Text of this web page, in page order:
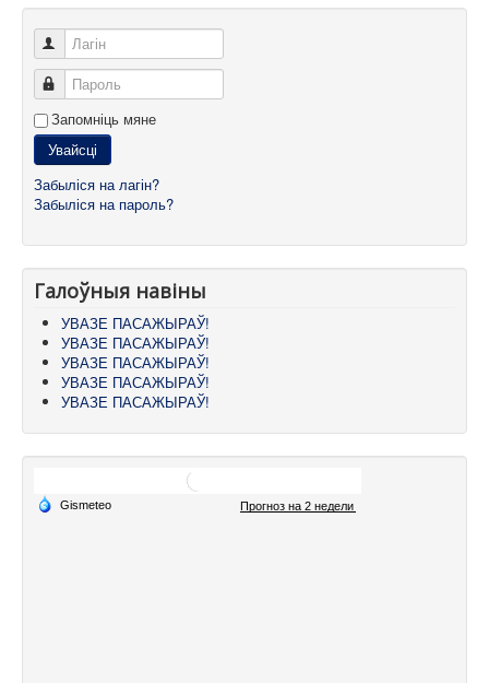
Лагін
Пароль
Запомніць мяне
Увайсці
Забыліся на лагін?
Забыліся на пароль?
Галоўныя навіны
УВАЗЕ ПАСАЖЫРАЎ!
УВАЗЕ ПАСАЖЫРАЎ!
УВАЗЕ ПАСАЖЫРАЎ!
УВАЗЕ ПАСАЖЫРАЎ!
УВАЗЕ ПАСАЖЫРАЎ!